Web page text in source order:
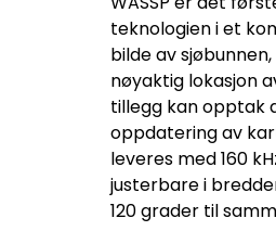
teknologien i et
bilde av
nøyaktig lokasjon
tillegg kan opptak
oppdatering av
leveres med 160
justerbare i
120 grader til